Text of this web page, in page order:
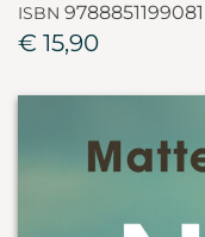
ISBN 9788851199081
€ 15,90